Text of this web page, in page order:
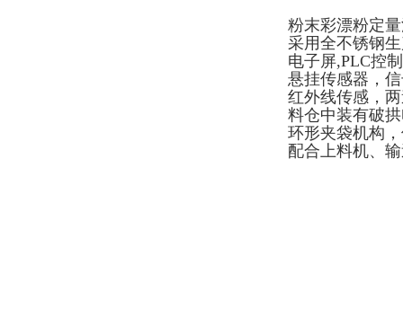
粉末彩漂粉定
采用全不锈钢
电子屏,PLC控
悬挂传感器，
红外线传感，
料仓中装有破
环形夹袋机构
配合上料机、